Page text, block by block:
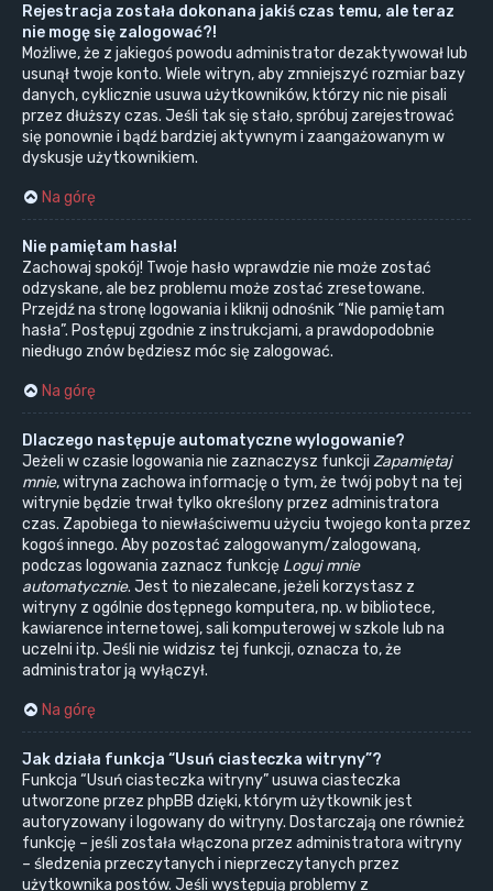
Rejestracja została dokonana jakiś czas temu, ale teraz
nie mogę się zalogować?!
Możliwe, że z jakiegoś powodu administrator dezaktywował lub
usunął twoje konto. Wiele witryn, aby zmniejszyć rozmiar bazy
danych, cyklicznie usuwa użytkowników, którzy nic nie pisali
przez dłuższy czas. Jeśli tak się stało, spróbuj zarejestrować
się ponownie i bądź bardziej aktywnym i zaangażowanym w
dyskusje użytkownikiem.
Na górę
Nie pamiętam hasła!
Zachowaj spokój! Twoje hasło wprawdzie nie może zostać
odzyskane, ale bez problemu może zostać zresetowane.
Przejdź na stronę logowania i kliknij odnośnik “Nie pamiętam
hasła”. Postępuj zgodnie z instrukcjami, a prawdopodobnie
niedługo znów będziesz móc się zalogować.
Na górę
Dlaczego następuje automatyczne wylogowanie?
Jeżeli w czasie logowania nie zaznaczysz funkcji Zapamiętaj
mnie, witryna zachowa informację o tym, że twój pobyt na tej
witrynie będzie trwał tylko określony przez administratora
czas. Zapobiega to niewłaściwemu użyciu twojego konta przez
kogoś innego. Aby pozostać zalogowanym/zalogowaną,
podczas logowania zaznacz funkcję Loguj mnie
automatycznie. Jest to niezalecane, jeżeli korzystasz z
witryny z ogólnie dostępnego komputera, np. w bibliotece,
kawiarence internetowej, sali komputerowej w szkole lub na
uczelni itp. Jeśli nie widzisz tej funkcji, oznacza to, że
administrator ją wyłączył.
Na górę
Jak działa funkcja “Usuń ciasteczka witryny”?
Funkcja “Usuń ciasteczka witryny” usuwa ciasteczka
utworzone przez phpBB dzięki, którym użytkownik jest
autoryzowany i logowany do witryny. Dostarczają one również
funkcję – jeśli została włączona przez administratora witryny
– śledzenia przeczytanych i nieprzeczytanych przez
użytkownika postów. Jeśli występują problemy z